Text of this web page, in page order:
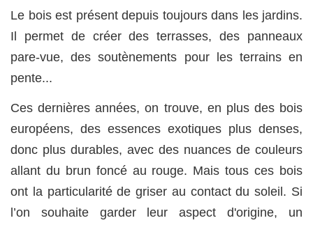
Le bois est présent depuis toujours dans les jardins.
Il permet de créer des terrasses, des panneaux
pare-vue, des soutènements pour les terrains en
pente...
Ces dernières années, on trouve, en plus des bois
européens, des essences exotiques plus denses,
donc plus durables, avec des nuances de couleurs
allant du brun foncé au rouge. Mais tous ces bois
ont la particularité de griser au contact du soleil. Si
l’on souhaite garder leur aspect d'origine, un